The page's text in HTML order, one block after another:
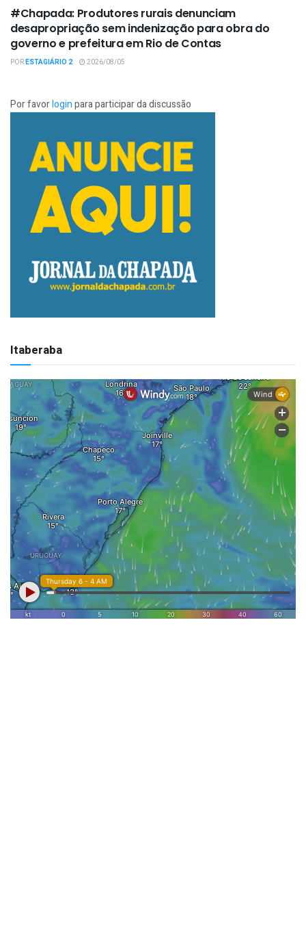
#Chapada: Produtores rurais denunciam
desapropriação sem indenização para obra do
governo e prefeitura em Rio de Contas
PORESTAGIÁRIO 2 2026/08/05
Por favorloginpara participar da discussão
Itaberaba